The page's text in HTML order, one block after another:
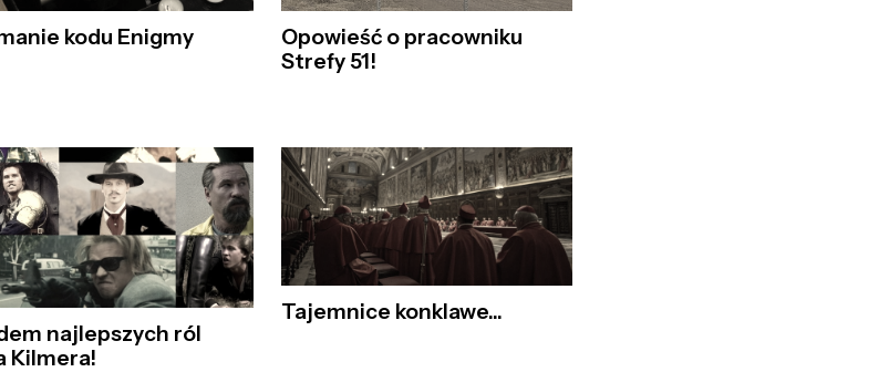
kodu Enigmy
Opowieść o pracowniku
Strefy 51!
najlepszych ról
Kilmera!
Tajemnice konklawe...